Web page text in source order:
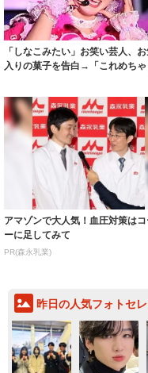
「しなこみたい」お笑い芸人、
入りの菓子を告白→「これめちゃ
アマゾンで大人気！血圧対策はコ
ーに足してみて
PR(森永乳業)
昨日の人気フォトセ